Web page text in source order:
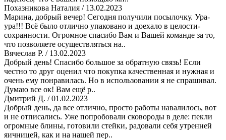
Похазникова Наталия / 13.02.2023
Марина, добрый вечер! Сегодня получили посылочку. Ура-
ура!!! Всё было отлично упаковано и доехало в целости-
сохранности. Огромное спасибо Вам и Вашей команде за то,
что позволяете осуществляться на..
Вячеслав Р. / 13.02.2023
Добрый день! Спасибо большое за обратную связь! Если
честно то друг оценил что покупка качественная и нужная и
очень ему понравилась. Но в использовании я не спрашивал.
Думаю все ок! Вам ещё р..
Дмитрий Д. / 01.02.2023
Добрый день, да все отлично, просто работы навалилось, вот
и не отписались. Уже попробовали сковороды в деле: пекли
огромные блины, готовили стейки, радовали себя утренней
яичницей, как и на нашей пер..